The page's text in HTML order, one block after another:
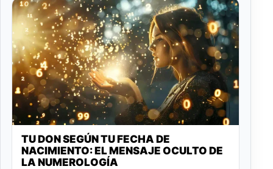
TU DON SEGÚN TU FECHA DE
NACIMIENTO: EL MENSAJE OCULTO DE
LA NUMEROLOGÍA